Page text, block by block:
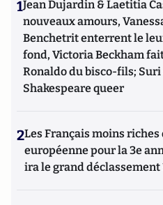
1Jean Dujardin & Laetitia
nouveaux amours,
Benchetrit enterrent le
fond, Victoria Beckham
Ronaldo du bisco-fils;
Shakespeare queer
2Les Français moins riches
européenne pour la 3e
ira le grand déclassement